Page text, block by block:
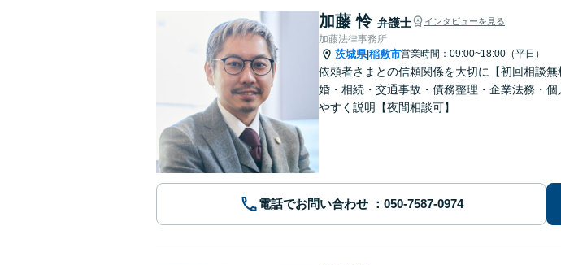
加藤 怜 弁護士 インタビューを見る
加藤法律事務所
茨城県|稲敷市営業時間：09:00~18:00（平日）
依頼者さまとの信頼関係を大切に【初回相談
婚・相続・交通事故・債務整理・企業法務・
やすく説明【夜間相談可】
電話でお問い合わせ